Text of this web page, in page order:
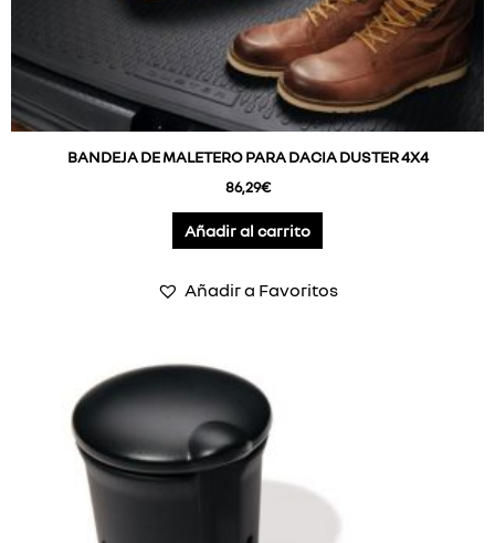
BANDEJA DE MALETERO PARA DACIA DUSTER 4X4
86,29€
Añadir al carrito
Añadir a Favoritos